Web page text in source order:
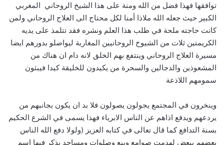
توافقها فهذا فضل من الله ومنة على هذا الشيخ الروحاني المغربي
الكبير حيث جعله الله ملاذا أمنا لكل محتاج الى العلاج الروحاني ولمن
كانت حاجته ملحة في طلب هذا العلم ونشره فقد تتلمذ على يديه
الكريمتين ثلات من الشيوخ الروحانيين المغاربة ليواصلو بدورهم ايضا
مسيرة العلاج الروحاني وينتفع بهم الخلق لانه دام ان هناك من
المشعوذين والدجالين والسحرة من يكيدون للخليقة كيدا فيبثون
سمومهم اللاذعة
وينخرون في المجتمع يجولون يصولون فلا بد ان يكون بجانبهم من
يردعهم ويدفع اذاهم عن الناس الابرياء فهذا يسمى في الشرع الحكيم
بسنة التدافع كما قال تعالى في كتابه العزيز (ولولا دفع الله الناس
بعضهم ببعض لهدمت صوامع وبيع وصلوات ومساجد يذكر فيها اسم